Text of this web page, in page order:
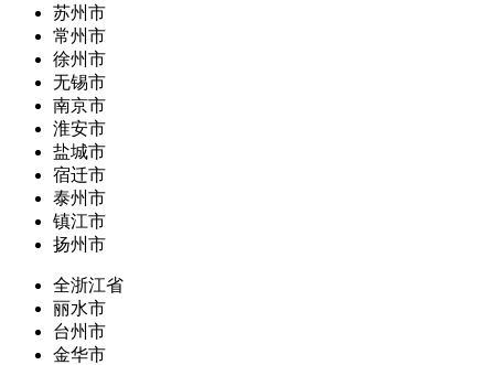
苏州市
常州市
徐州市
无锡市
南京市
淮安市
盐城市
宿迁市
泰州市
镇江市
扬州市
全浙江省
丽水市
台州市
金华市